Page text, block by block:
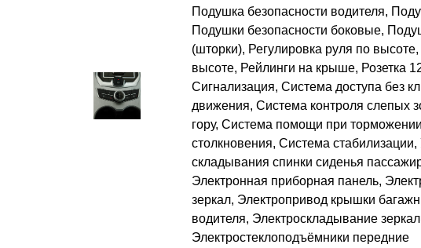
Подушка безопасности водителя,
Подушки безопасности боковые,
(шторки), Регулировка руля по
высоте, Рейлинги на крыше, Розетка
Сигнализация, Система доступа без
движения, Система контроля слепых
гору, Система помощи при
столкновения, Система
складывания спинки сиденья
Электронная приборная панель,
зеркал, Электропривод крышки
водителя, Электроскладывание
Электростеклоподъёмники передние